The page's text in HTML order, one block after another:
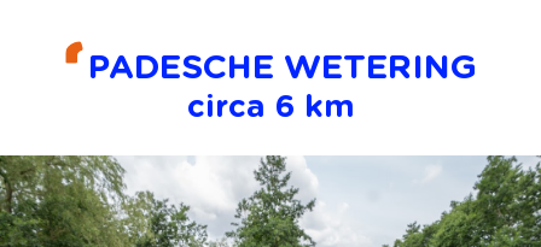
PADESCHE WETERING
circa 6 km